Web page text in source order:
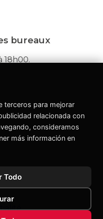
bureaux
18h00.
terceros para mejorar
relacionada con
consideramos
más información en
Todo